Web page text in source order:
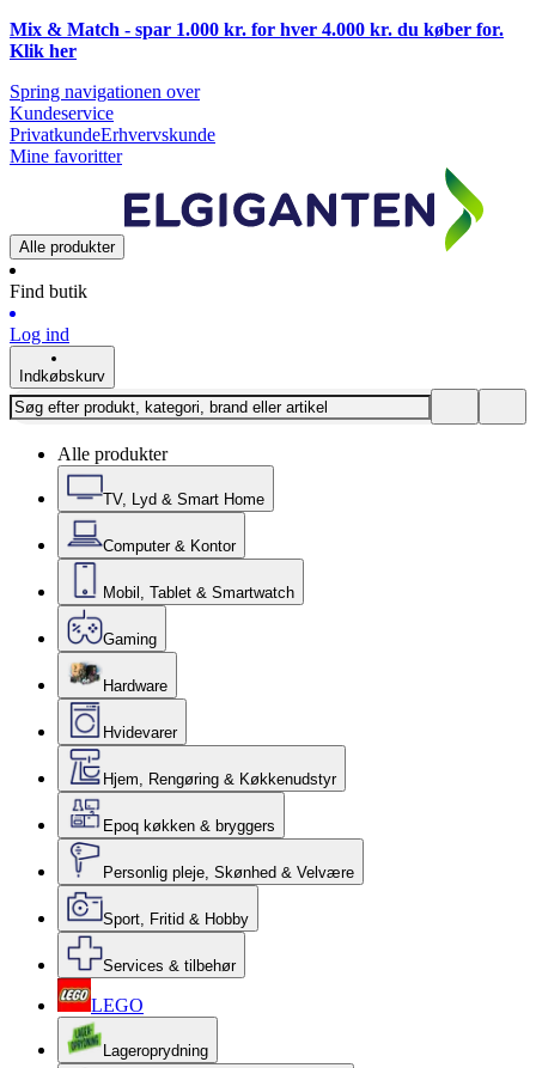
Mix & Match - spar 1.000 kr. for hver 4.000 kr. du køber for.
Klik her
Spring navigationen over
Kundeservice
PrivatkundeErhvervskunde
Mine favoritter
Alle produkter
Find butik
Log ind
Indkøbskurv
Alle produkter
TV, Lyd & Smart Home
Computer & Kontor
Mobil, Tablet & Smartwatch
Gaming
Hardware
Hvidevarer
Hjem, Rengøring & Køkkenudstyr
Epoq køkken & bryggers
Personlig pleje, Skønhed & Velvære
Sport, Fritid & Hobby
Services & tilbehør
LEGO
Lageroprydning